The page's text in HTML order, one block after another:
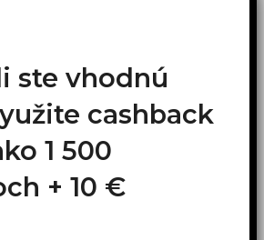
ste vhodnú
cashback
1 500
+ 10 €